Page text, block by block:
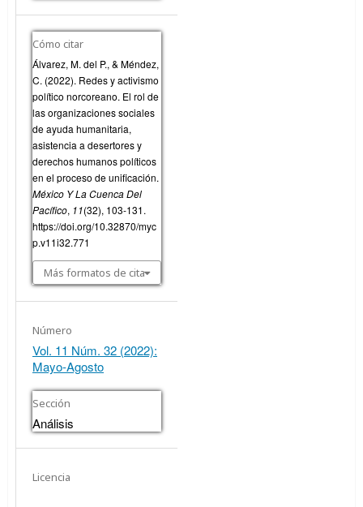
Cómo citar
Álvarez, M. del P., & Méndez,
C. (2022). Redes y activismo
político norcoreano. El rol de
las organizaciones sociales
de ayuda humanitaria,
asistencia a desertores y
derechos humanos políticos
en el proceso de unificación.
México Y La Cuenca Del
Pacífico, 11(32), 103-131.
https://doi.org/10.32870/myc
p.v11i32.771
Más formatos de cita
Número
Vol. 11 Núm. 32 (2022):
Mayo-Agosto
Sección
Análisis
Licencia